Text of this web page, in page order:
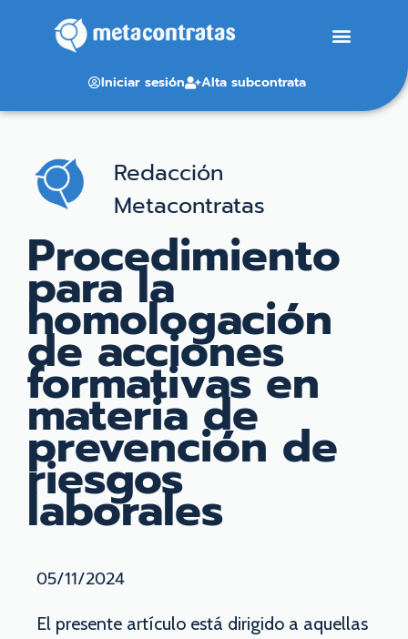
Iniciar sesión Alta subcontrata
Redacción
Metacontratas
Procedimiento
para la
homologación
de acciones
formativas en
materia de
prevención de
riesgos
laborales
05/11/2024
El presente artículo está dirigido a aquellas